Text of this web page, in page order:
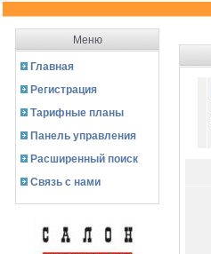
Меню
Главная
Регистрация
Тарифные планы
Панель управления
Расширенный поиск
Связь с нами